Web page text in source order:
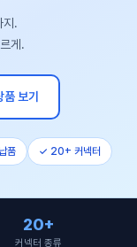
지.
게.
보기
품 ✓ 20+ 커넥터
20+
커넥터 종류